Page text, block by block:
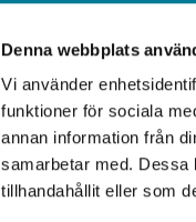
Denna webbplats
Vi använder
funktioner för sociala
annan information från
samarbetar med. Dessa
tillhandahållit eller som